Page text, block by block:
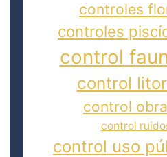
controles
controles
control
control
control
control
control uso